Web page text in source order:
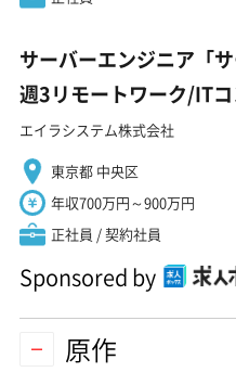
サーバーエンジニア「
週3リモートワーク/IT
エイラシステム株式会社
東京都 中央区
年収700万円～900万円
正社員 / 契約社員
Sponsored by
原作